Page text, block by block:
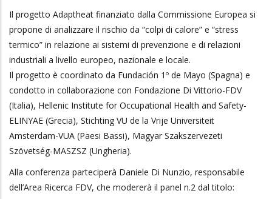
Il progetto Adaptheat finanziato dalla Commissione Europea si
propone di analizzare il rischio da “colpi di calore” e “stress
termico” in relazione ai sistemi di prevenzione e di relazioni
industriali a livello europeo, nazionale e locale.
Il progetto è coordinato da Fundación 1º de Mayo (Spagna) e
condotto in collaborazione con Fondazione Di Vittorio-FDV
(Italia), Hellenic Institute for Occupational Health and Safety-
ELINYAE (Grecia), Stichting VU de la Vrije Universiteit
Amsterdam-VUA (Paesi Bassi), Magyar Szakszervezeti
Szövetség-MASZSZ (Ungheria).
Alla conferenza parteciperà Daniele Di Nunzio, responsabile
dell’Area Ricerca FDV, che modererà il panel n.2 dal titolo: